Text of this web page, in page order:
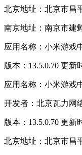
北京地址：北京市昌
南京地址：南京市建
应用名称：小米游戏
版本：13.5.0.70 更新
应用名称：小米游戏
开发者：北京瓦力网
版本：13.5.0.70 更新
北京地址：北京市昌